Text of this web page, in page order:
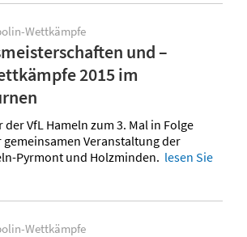
Wettkämpfe
und –
2015 im
der VfL Hameln zum 3. Mal in Folge
Veranstaltung der
Pyrmont und Holzminden. lesen Sie
Wettkämpfe